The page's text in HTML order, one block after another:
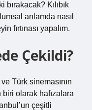
Kılıbık
anlamda nasıl
fırtınası yapalım.
Çekildi?
ve Türk sinemasının
biri olarak hafızalara
çeşitli